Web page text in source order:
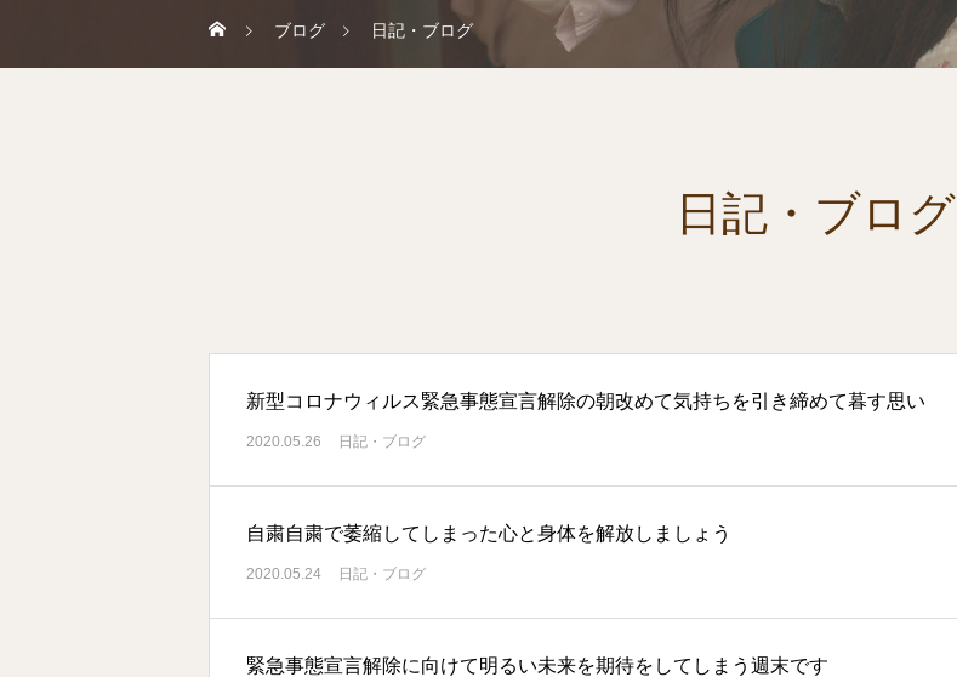
ブログ 日記・ブログ
日記・ブログ
新型コロナウィルス緊急事態宣言解除の朝改めて気持ちを引き締めて暮す思い
2020.05.26 日記・ブログ
自粛自粛で萎縮してしまった心と身体を解放しましょう
2020.05.24 日記・ブログ
緊急事態宣言解除に向けて明るい未来を期待をしてしまう週末です